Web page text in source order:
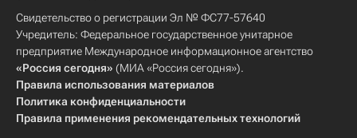
Свидетельство о регистрации Эл № ФС77-57640
Учредитель: Федеральное государственное унитарное
предприятие Международное информационное агентство
«Россия сегодня» (МИА «Россия сегодня»).
Правила использования материалов
Политика конфиденциальности
Правила применения рекомендательных технологий